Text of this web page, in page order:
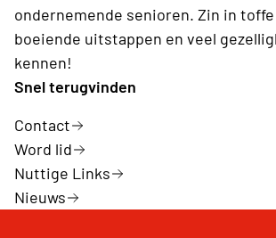
ondernemende senioren. Zin in
boeiende uitstappen en veel
kennen!
Snel terugvinden
Contact
Word lid
Nuttige Links
Nieuws